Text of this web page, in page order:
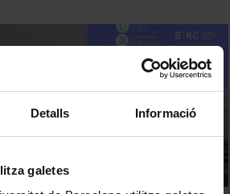
Detalls Informació
galetes